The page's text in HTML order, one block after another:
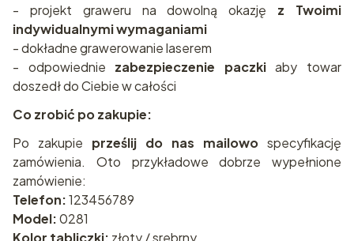
- projekt graweru na dowolną okazję z Twoimi
indywidualnymi wymaganiami
- dokładne grawerowanie laserem
- odpowiednie zabezpieczenie paczkiaby towar
doszedł do Ciebie w całości
Co zrobić po zakupie:
Po zakupie prześlij do nas mailowo specyfikację
zamówienia. Oto przykładowe dobrze wypełnione
zamówienie:
Telefon:123456789
Model:0281
Kolor tabliczki: złoty / srebrny